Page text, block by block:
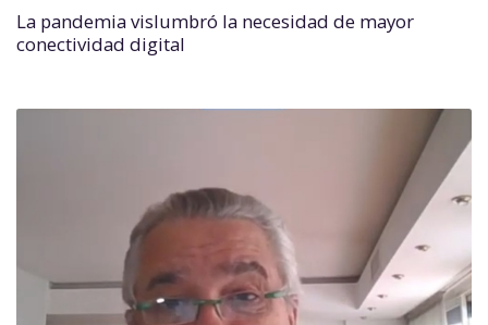
La pandemia vislumbró la necesidad de mayor
conectividad digital